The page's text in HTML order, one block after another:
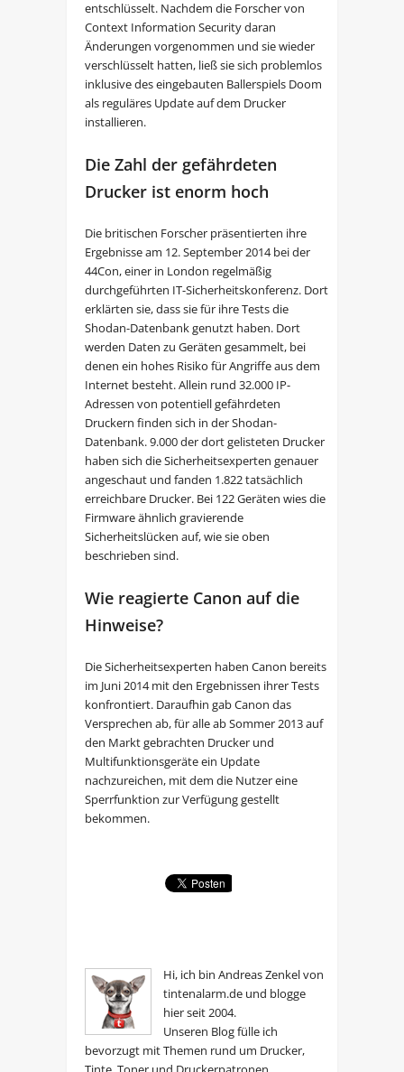
entschlüsselt. Nachdem die Forscher von
Context Information Security daran
Änderungen vorgenommen und sie wieder
verschlüsselt hatten, ließ sie sich problemlos
inklusive des eingebauten Ballerspiels Doom
als reguläres Update auf dem Drucker
installieren.
Die Zahl der gefährdeten
Drucker ist enorm hoch
Die britischen Forscher präsentierten ihre
Ergebnisse am 12. September 2014 bei der
44Con, einer in London regelmäßig
durchgeführten IT-Sicherheitskonferenz. Dort
erklärten sie, dass sie für ihre Tests die
Shodan-Datenbank genutzt haben. Dort
werden Daten zu Geräten gesammelt, bei
denen ein hohes Risiko für Angriffe aus dem
Internet besteht. Allein rund 32.000 IP-
Adressen von potentiell gefährdeten
Druckern finden sich in der Shodan-
Datenbank. 9.000 der dort gelisteten Drucker
haben sich die Sicherheitsexperten genauer
angeschaut und fanden 1.822 tatsächlich
erreichbare Drucker. Bei 122 Geräten wies die
Firmware ähnlich gravierende
Sicherheitslücken auf, wie sie oben
beschrieben sind.
Wie reagierte Canon auf die
Hinweise?
Die Sicherheitsexperten haben Canon bereits
im Juni 2014 mit den Ergebnissen ihrer Tests
konfrontiert. Daraufhin gab Canon das
Versprechen ab, für alle ab Sommer 2013 auf
den Markt gebrachten Drucker und
Multifunktionsgeräte ein Update
nachzureichen, mit dem die Nutzer eine
Sperrfunktion zur Verfügung gestellt
bekommen.
Hi, ich bin Andreas Zenkel von
tintenalarm.de und blogge
hier seit 2004.
Unseren Blog fülle ich
bevorzugt mit Themen rund um Drucker,